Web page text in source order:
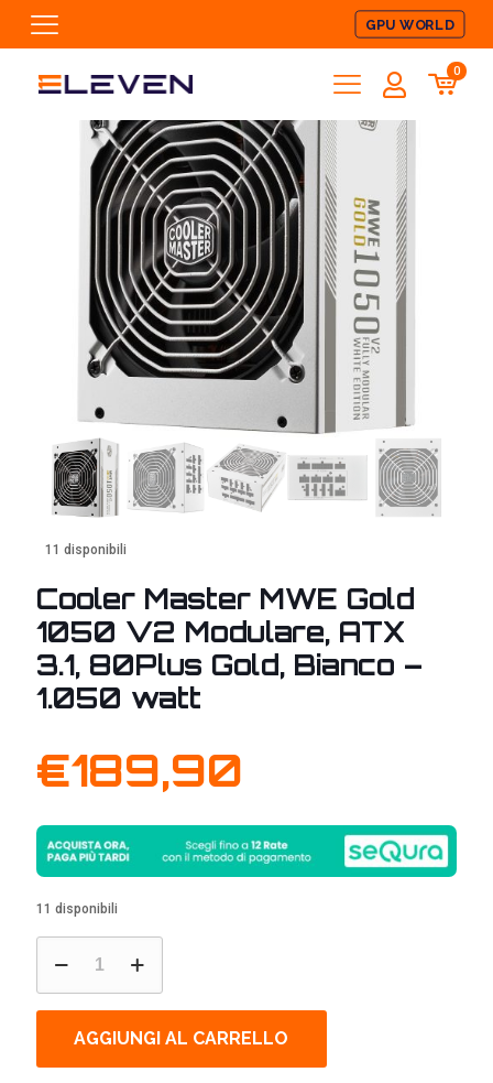
GPU WORLD
0
11 disponibili
Cooler Master MWE Gold
1050 V2 Modulare, ATX
3.1, 80Plus Gold, Bianco –
1.050 watt
€189,90
11 disponibili
Master
MWE
Gold
Modulare,
AGGIUNGI AL CARRELLO